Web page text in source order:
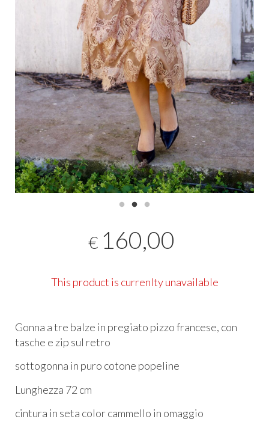
€ 160,00
This product is currenlty unavailable
Gonna a tre balze in pregiato pizzo francese, con
tasche e zip sul retro
sottogonna in puro cotone popeline
Lunghezza 72 cm
cintura in seta color cammello in omaggio